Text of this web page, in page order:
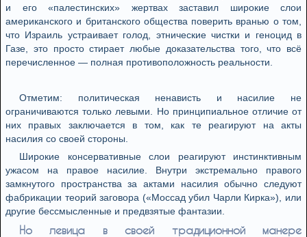
и его «палестинских» жертвах заставил широкие слои
американского и британского общества поверить вранью о том,
что Израиль устраивает голод, этнические чистки и геноцид в
Газе, это просто стирает любые доказательства того, что всё
перечисленное — полная противоположность реальности.
Отметим: политическая ненависть и насилие не
ограничиваются только левыми. Но принципиальное отличие от
них правых заключается в том, как те реагируют на акты
насилия со своей стороны.
Широкие консервативные слои реагируют инстинктивным
ужасом на правое насилие. Внутри экстремально правого
замкнутого пространства за актами насилия обычно следуют
фабрикации теорий заговора («Моссад убил Чарли Кирка»), или
другие бессмысленные и предвзятые фантазии.
Но левица в своей традиционной манере